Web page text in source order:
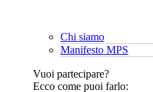
Chi siamo
Manifesto MPS
Vuoi partecipare?
Ecco come puoi farlo: